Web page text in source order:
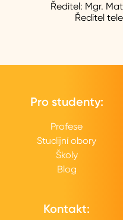
Ředitel: Mgr.
Ředitel
Pro studenty:
Profese
Studijní obory
Školy
Blog
Kontakt: